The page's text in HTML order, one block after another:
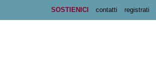
SOSTIENICI contatti registrati